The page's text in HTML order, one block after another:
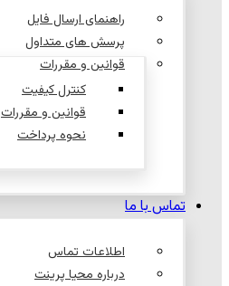
راهنمای ارسال فایل
پرسش های متداول
قوانین و مقررات
کنترل کیفیت
قوانین و مقررات
نحوه پرداخت
تماس با ما
اطلاعات تماس
درباره محیا پرینت